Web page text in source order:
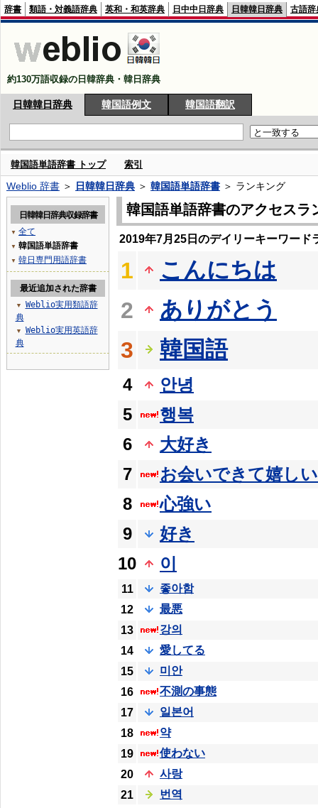
辞書 類語・対義語辞典 英和・和英辞典 日中中日辞典 日韓韓日辞典 古語辞
約130万語収録の日韓辞典・韓日辞典
日韓韓日辞典 韓国語例文 韓国語翻訳
韓国語単語辞書 トップ 索引
Weblio 辞書 ＞ 日韓韓日辞典 ＞ 韓国語単語辞書 ＞ ランキング
韓国語単語辞書のアクセスラ
2019年7月25日のデイリーキーワード
1
こんにちは
2
ありがとう
3
韓国語
4
안녕
5
행복
6
大好き
7
お会いできて嬉し
8
心強い
9
好き
10
이
11
좋아함
12
最悪
13
강의
14
愛してる
15
미안
16
不測の事態
17
일본어
18
약
19
使わない
20
사랑
21
번역
日韓韓日辞典収録辞書
▼ 全て
▼ 韓国語単語辞書
▼ 韓日専門用語辞書
最近追加された辞書
▼
Weblio実用類語辞
典
▼
Weblio実用英語辞
典